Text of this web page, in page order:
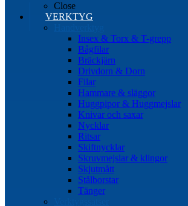
Close
VERKTYG
Insex & Torx & T-grepp
Bågfilar
Bräckjärn
Drivdorn & Dorn
Filar
Hammare & släggor
Huggpipor & Huggmejslar
Knivar och saxar
Nycklar
Ritsar
Skiftnycklar
Skruvmejslar & klingor
Skjutmått
Stålborstar
Tänger